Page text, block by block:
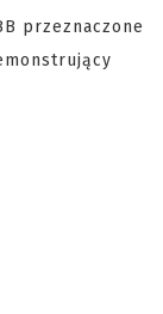
przeznaczone